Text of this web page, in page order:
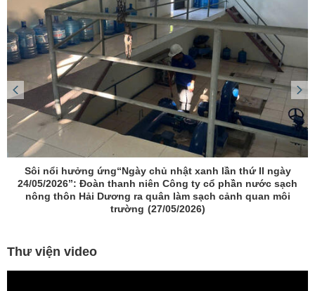
chủ nhật xanh lần thứ II ngày
Công ty cổ phần nước sạch
quân làm sạch cảnh quan môi
Công ty cổ phần nước
chương trình nghỉ
2026
Thư viện video